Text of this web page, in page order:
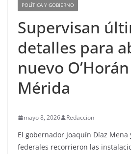
POLÍTICA Y GOBIERNO
Supervisan
detalles para
nuevo
Mérida
mayo 8, 2026 Redaccion
El gobernador Joaquín Díaz
federales recorrieron las